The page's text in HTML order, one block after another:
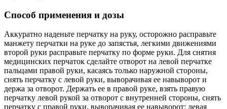
Способ применения и дозы
Аккуратно наденьте перчатку на руку, осторожно расправьте
манжету перчатки на руке до запястья, легкими движениями
второй руки расправьте перчатку по форме руки. Для снятия
медицинских перчаток сделайте отворот на левой перчатке
пальцами правой руки, касаясь только наружной стороны,
снять перчатку с левой руки, выворачивая ее навыворот и
держа за отворот. Держать ее в правой руке, взять правую
перчатку левой рукой за отворот с внутренней стороны, снять
перчатку с правой руки, выворачивая ее навыворот: левая